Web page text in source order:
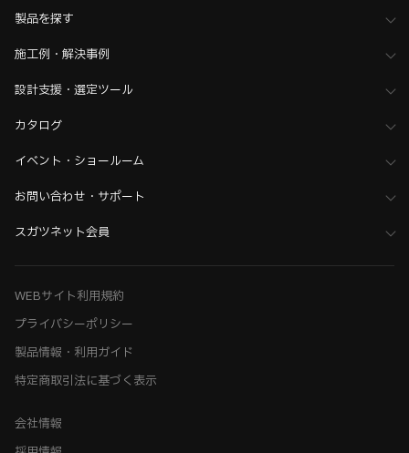
>
その他（格納ベッド・装飾パネル・ベアリングなど）
> 隠し扉（引き戸・開戸）がつくれる金物アイテム6選
ホーム
> ブランド・シリーズ一覧 ／ 製品ピックアップ
ホーム
き方
ホーム
> ブランド・シリーズ一覧 ／ 製品ピックアップ
7選
ホーム
> 木工支援（木工加工機・設計ソフト用データ）について
製品を探す
施工例・解決事例
設計支援・選定ツール
カタログ
イベント・ショールーム
お問い合わせ・サポート
スガツネット会員
WEBサイト利用規約
プライバシーポリシー
製品情報・利用ガイド
特定商取引法に基づく表示
会社情報